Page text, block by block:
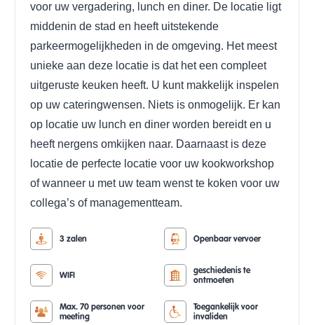
voor uw vergadering, lunch en diner. De locatie ligt
middenin de stad en heeft uitstekende
parkeermogelijkheden in de omgeving. Het meest
unieke aan deze locatie is dat het een compleet
uitgeruste keuken heeft. U kunt makkelijk inspelen
op uw cateringwensen. Niets is onmogelijk. Er kan
op locatie uw lunch en diner worden bereidt en u
heeft nergens omkijken naar. Daarnaast is deze
locatie de perfecte locatie voor uw kookworkshop
of wanneer u met uw team wenst te koken voor uw
collega’s of managementteam.
3 zalen Openbaar vervoer
WIFI
geschiedenis te
ontmoeten
Max. 70 personen voor
meeting
Toegankelijk voor
invaliden